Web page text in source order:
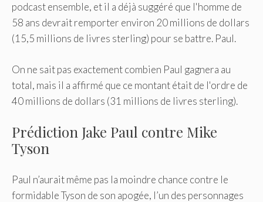
podcast ensemble, et il a déjà suggéré que l'homme de
58 ans devrait remporter environ 20 millions de dollars
(15,5 millions de livres sterling) pour se battre. Paul.
On ne sait pas exactement combien Paul gagnera au
total, mais il a affirmé que ce montant était de l'ordre de
40 millions de dollars (31 millions de livres sterling).
Prédiction Jake Paul contre Mike
Tyson
Paul n’aurait même pas la moindre chance contre le
formidable Tyson de son apogée, l’un des personnages